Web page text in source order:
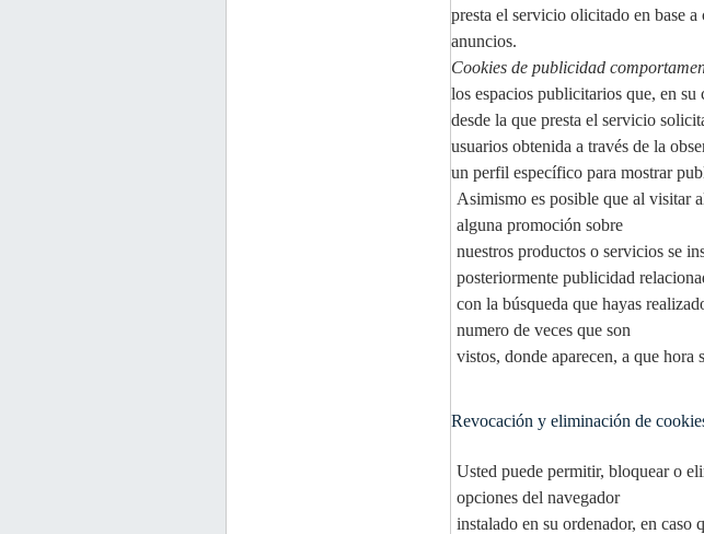
presta el servicio olicitado en base
anuncios.
Cookies de publicidad
los espacios publicitarios que, en
desde la que presta el servicio
usuarios obtenida a través de la
un perfil específico para mostrar
Asimismo es posible que al visitar
alguna promoción sobre
nuestros productos o servicios se
posteriormente publicidad
con la búsqueda que hayas
numero de veces que son
vistos, donde aparecen, a que hora
Revocación y eliminación de
Usted puede permitir, bloquear o
opciones del navegador
instalado en su ordenador, en caso